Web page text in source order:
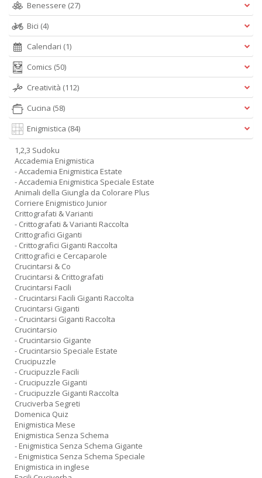
Benessere (27)
Bici (4)
Calendari (1)
Comics (50)
Creatività (112)
Cucina (58)
Enigmistica (84)
1,2,3 Sudoku
Accademia Enigmistica
- Accademia Enigmistica Estate
- Accademia Enigmistica Speciale Estate
Animali della Giungla da Colorare Plus
Corriere Enigmistico Junior
Crittografati & Varianti
- Crittografati & Varianti Raccolta
Crittografici Giganti
- Crittografici Giganti Raccolta
Crittografici e Cercaparole
Crucintarsi & Co
Crucintarsi & Crittografati
Crucintarsi Facili
- Crucintarsi Facili Giganti Raccolta
Crucintarsi Giganti
- Crucintarsi Giganti Raccolta
Crucintarsio
- Crucintarsio Gigante
- Crucintarsio Speciale Estate
Crucipuzzle
- Crucipuzzle Facili
- Crucipuzzle Giganti
- Crucipuzzle Giganti Raccolta
Cruciverba Segreti
Domenica Quiz
Enigmistica Mese
Enigmistica Senza Schema
- Enigmistica Senza Schema Gigante
- Enigmistica Senza Schema Speciale
Enigmistica in inglese